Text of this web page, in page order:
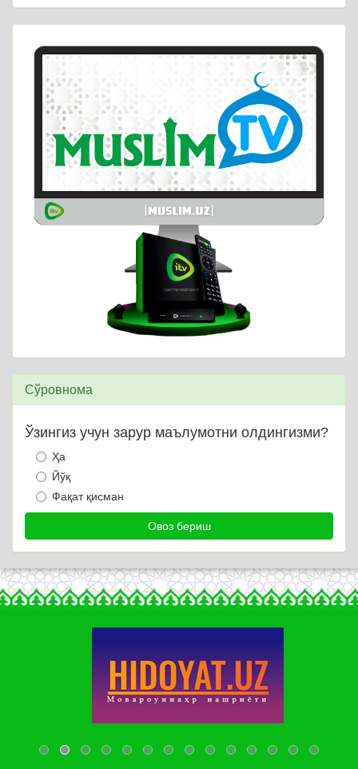
Сўровнома
Ўзингиз учун зарур маълумотни олдингизми?
Ҳа
Йўқ
Фақат қисман